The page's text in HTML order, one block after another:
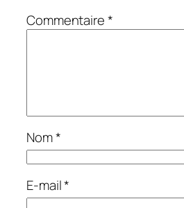
Commentaire*
Nom*
E-mail*